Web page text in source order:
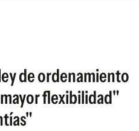
de ordenamiento
flexibilidad"